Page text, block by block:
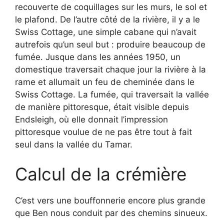
recouverte de coquillages sur les murs, le sol et
le plafond. De l’autre côté de la rivière, il y a le
Swiss Cottage, une simple cabane qui n’avait
autrefois qu’un seul but : produire beaucoup de
fumée. Jusque dans les années 1950, un
domestique traversait chaque jour la rivière à la
rame et allumait un feu de cheminée dans le
Swiss Cottage. La fumée, qui traversait la vallée
de manière pittoresque, était visible depuis
Endsleigh, où elle donnait l’impression
pittoresque voulue de ne pas être tout à fait
seul dans la vallée du Tamar.
Calcul de la crémière
C’est vers une bouffonnerie encore plus grande
que Ben nous conduit par des chemins sinueux.